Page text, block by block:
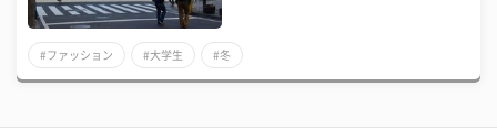
#ファッション #大学生 #冬